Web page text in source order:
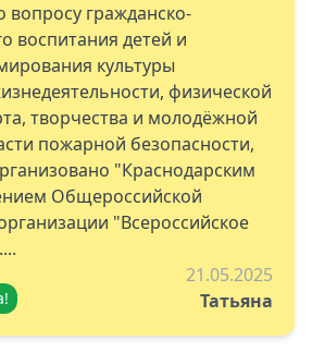
вопросу гражданско-
воспитания детей и
культуры
физической
творчества и молодёжной
пожарной безопасности,
"Краснодарским
Общероссийской
"Всероссийское
21.05.2025
Татьяна